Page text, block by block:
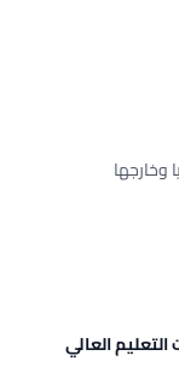
وخارجها
العالي